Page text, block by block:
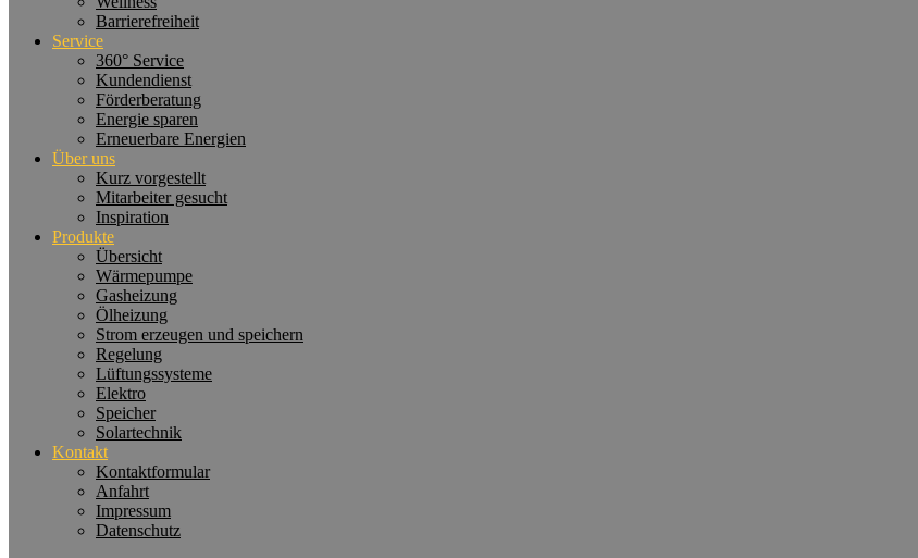
Barrierefreiheit
Service
360° Service
Kundendienst
Förderberatung
Energie sparen
Erneuerbare Energien
Über uns
Kurz vorgestellt
Mitarbeiter gesucht
Inspiration
Produkte
Übersicht
Wärmepumpe
Gasheizung
Ölheizung
Strom erzeugen und speichern
Regelung
Lüftungssysteme
Elektro
Speicher
Solartechnik
Kontakt
Kontaktformular
Anfahrt
Impressum
Datenschutz